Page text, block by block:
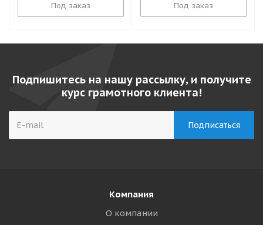
Под заказ Под заказ
Подпишитесь на нашу рассылку, и получите
курс грамотного клиента!
Компания
О компании